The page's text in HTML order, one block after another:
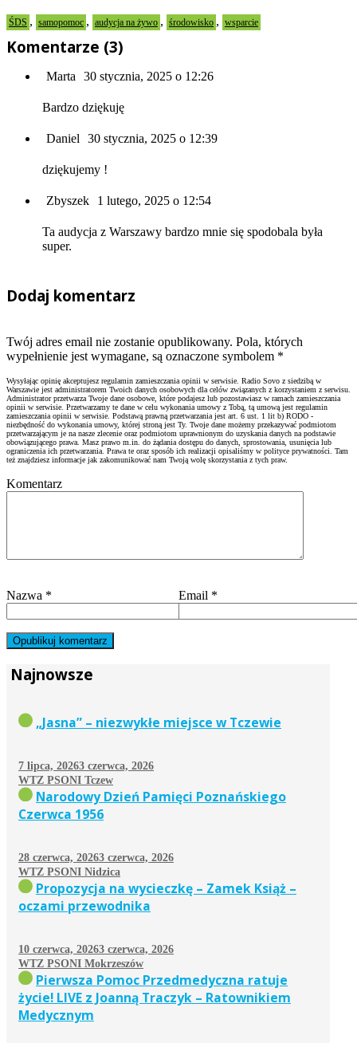
ŚDS , samopomoc , audycja na żywo , środowisko , wsparcie
Komentarze (3)
Marta 30 stycznia, 2025 o 12:26
Bardzo dziękuję
Daniel 30 stycznia, 2025 o 12:39
dziękujemy !
Zbyszek 1 lutego, 2025 o 12:54
Ta audycja z Warszawy bardzo mnie się spodobala była
super.
Dodaj komentarz
Twój adres email nie zostanie opublikowany. Pola, których
wypełnienie jest wymagane, są oznaczone symbolem *
Wysyłając opinię akceptujesz regulamin zamieszczania opinii w serwisie. Radio Sovo z siedzibą w
Warszawie jest administratorem Twoich danych osobowych dla celów związanych z korzystaniem z serwisu.
Administrator przetwarza Twoje dane osobowe, które podajesz lub pozostawiasz w ramach zamieszczania
opinii w serwisie. Przetwarzamy te dane w celu wykonania umowy z Tobą, tą umową jest regulamin
zamieszczania opinii w serwisie. Podstawą prawną przetwarzania jest art. 6 ust. 1 lit b) RODO -
niezbędność do wykonania umowy, której stroną jest Ty. Twoje dane możemy przekazywać podmiotom
przetwarzającym je na nasze zlecenie oraz podmiotom uprawnionym do uzyskania danych na podstawie
obowiązującego prawa. Masz prawo m.in. do żądania dostępu do danych, sprostowania, usunięcia lub
ograniczenia ich przetwarzania. Prawa te oraz sposób ich realizacji opisaliśmy w polityce prywatności. Tam
też znajdziesz informacje jak zakomunikować nam Twoją wolę skorzystania z tych praw.
Komentarz
Nazwa * Email *
Najnowsze
„Jasna” – niezwykłe miejsce w Tczewie
7 lipca, 20263 czerwca, 2026
WTZ PSONI Tczew
Narodowy Dzień Pamięci Poznańskiego
Czerwca 1956
28 czerwca, 20263 czerwca, 2026
WTZ PSONI Nidzica
Propozycja na wycieczkę – Zamek Książ –
oczami przewodnika
10 czerwca, 20263 czerwca, 2026
WTZ PSONI Mokrzeszów
Pierwsza Pomoc Przedmedyczna ratuje
życie! LIVE z Joanną Traczyk – Ratownikiem
Medycznym